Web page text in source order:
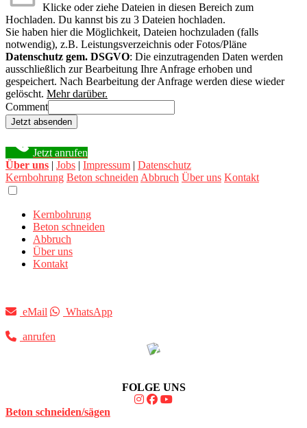
Klicke oder ziehe Dateien in diesen Bereich zum
Hochladen. Du kannst bis zu 3 Dateien hochladen.
Sie haben hier die Möglichkeit, Dateien hochzuladen (falls
notwendig), z.B. Leistungsverzeichnis oder Fotos/Pläne
Datenschutz gem. DSGVO: Die einzutragenden Daten werden
ausschließlich zur Bearbeitung Ihre Anfrage erhoben und
gespeichert. Nach Bearbeitung der Anfrage werden diese wieder
gelöscht. Mehr darüber.
Comment
Jetzt absenden
Jetzt anrufen
Über uns | Jobs | Impressum | Datenschutz
Kernbohrung Beton schneiden Abbruch Über uns Kontakt
Kernbohrung
Beton schneiden
Abbruch
Über uns
Kontakt
eMail WhatsApp
anrufen
FOLGE UNS
Beton schneiden/sägen